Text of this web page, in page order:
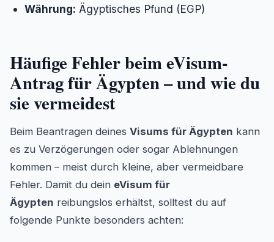
Währung: Ägyptisches Pfund (EGP)
Häufige Fehler beim eVisum-
Antrag für Ägypten – und wie du
sie vermeidest
Beim Beantragen deines Visums für Ägypten kann
es zu Verzögerungen oder sogar Ablehnungen
kommen – meist durch kleine, aber vermeidbare
Fehler. Damit du dein eVisum für
Ägypten reibungslos erhältst, solltest du auf
folgende Punkte besonders achten: